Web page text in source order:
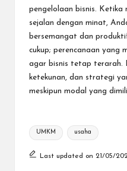
pengelolaan bisnis. Ketika
sejalan dengan minat,
bersemangat dan
cukup; perencanaan yang
agar bisnis tetap terarah.
ketekunan, dan strategi
meskipun modal yang
Tags:
UMKM usaha
Last updated on 21/05/